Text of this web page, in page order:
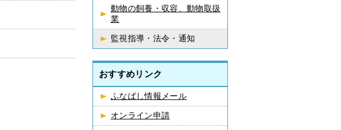
動物の飼養・収容、動物取扱
業
監視指導・法令・通知
おすすめリンク
ふなばし情報メール
オンライン申請